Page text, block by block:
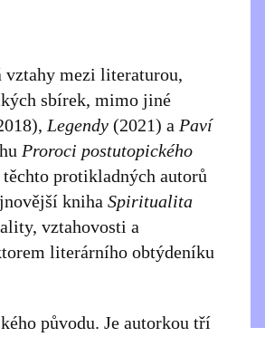
vztahy mezi literaturou,
sbírek, mimo jiné
Legendy (2021) a Paví
Proroci postutopického
protikladných autorů
kniha Spiritualita
vztahovosti a
literárního obtýdeníku
původu. Je autorkou tří